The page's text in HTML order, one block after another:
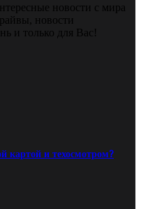
новости с мира
новости
и только для Вас!
картой и техосмотром?